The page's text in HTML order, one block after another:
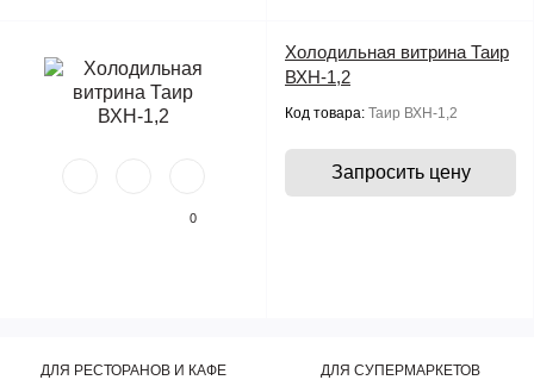
0
Холодильная витрина Таир
ВХН-1,2
Код товара: Таир ВХН-1,2
Запросить цену
ДЛЯ РЕСТОРАНОВ И КАФЕ ДЛЯ СУПЕРМАРКЕТОВ